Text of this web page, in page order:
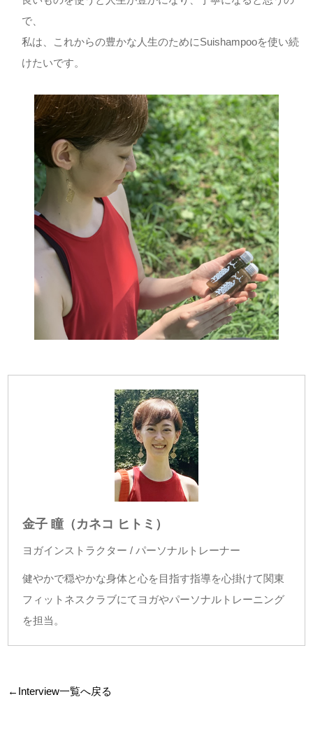
で、
私は、これからの豊かな人生のためにSuishampooを使い続
けたいです。
金子 瞳（カネコ ヒトミ）
ヨガインストラクター / パーソナルトレーナー
健やかで穏やかな身体と心を目指す指導を心掛けて関東
フィットネスクラブにてヨガやパーソナルトレーニング
を担当。
←Interview一覧へ戻る